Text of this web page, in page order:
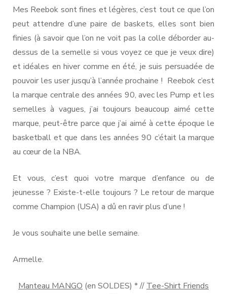
Mes Reebok sont fines et légères, c’est tout ce que l’on
peut attendre d’une paire de baskets, elles sont bien
finies (à savoir que l’on ne voit pas la colle déborder au-
dessus de la semelle si vous voyez ce que je veux dire)
et idéales en hiver comme en été, je suis persuadée de
pouvoir les user jusqu’à l’année prochaine ! Reebok c’est
la marque centrale des années 90, avec les Pump et les
semelles à vagues, j’ai toujours beaucoup aimé cette
marque, peut-être parce que j’ai aimé à cette époque le
basketball et que dans les années 90 c’était la marque
au cœur de la NBA.
Et vous, c’est quoi votre marque d’enfance ou de
jeunesse ? Existe-t-elle toujours ? Le retour de marque
comme Champion (USA) a dû en ravir plus d’une !
Je vous souhaite une belle semaine.
Armelle.
Manteau MANGO (en SOLDES) * // Tee-Shirt Friends